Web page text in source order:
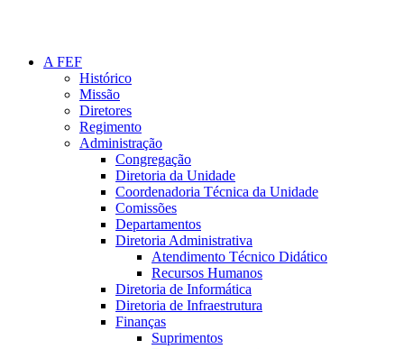
A FEF
Histórico
Missão
Diretores
Regimento
Administração
Congregação
Diretoria da Unidade
Coordenadoria Técnica da Unidade
Comissões
Departamentos
Diretoria Administrativa
Atendimento Técnico Didático
Recursos Humanos
Diretoria de Informática
Diretoria de Infraestrutura
Finanças
Suprimentos